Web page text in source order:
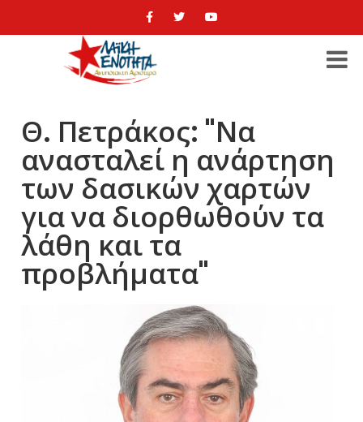
Θ. Πετράκος: "Να
ανασταλεί η ανάρτηση
των δασικών χαρτών
για να διορθωθούν τα
λάθη και τα
προβλήματα"